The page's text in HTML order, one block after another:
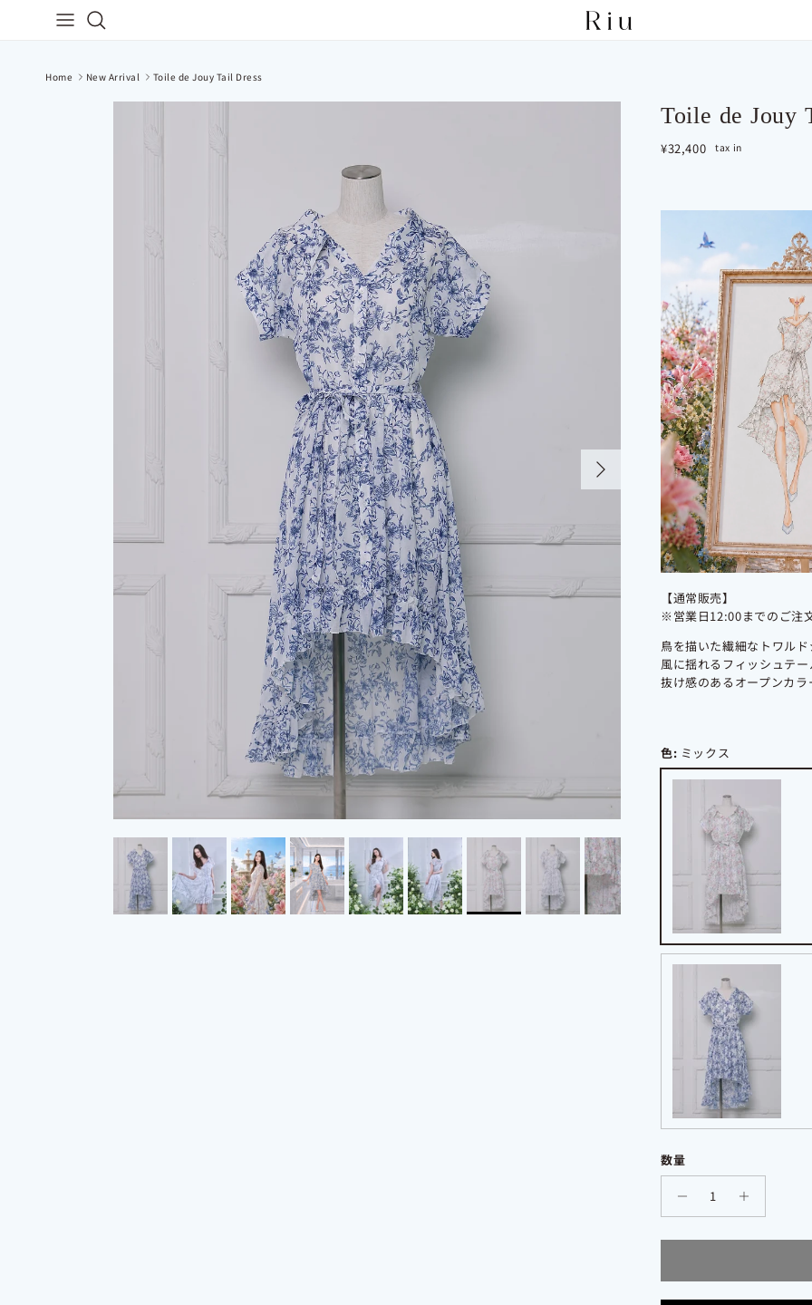
コンテンツへスキップ
Home New Arrival Toile de Jouy Tail Dress
Next
Toile de Jouy
定価
¥32,400 tax in
【通常販売】
※営業日12:00までのご注
鳥を描いた繊細なトワル
風に揺れるフィッシュテ
抜け感のあるオープンカ
色: ミックス
ミックス
ブルー
数量